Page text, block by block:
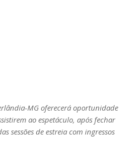
MG oferecerá oportunidade
ao espetáculo, após fechar
sessões de estreia com ingressos